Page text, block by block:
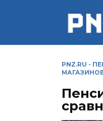
PNZ.RU -